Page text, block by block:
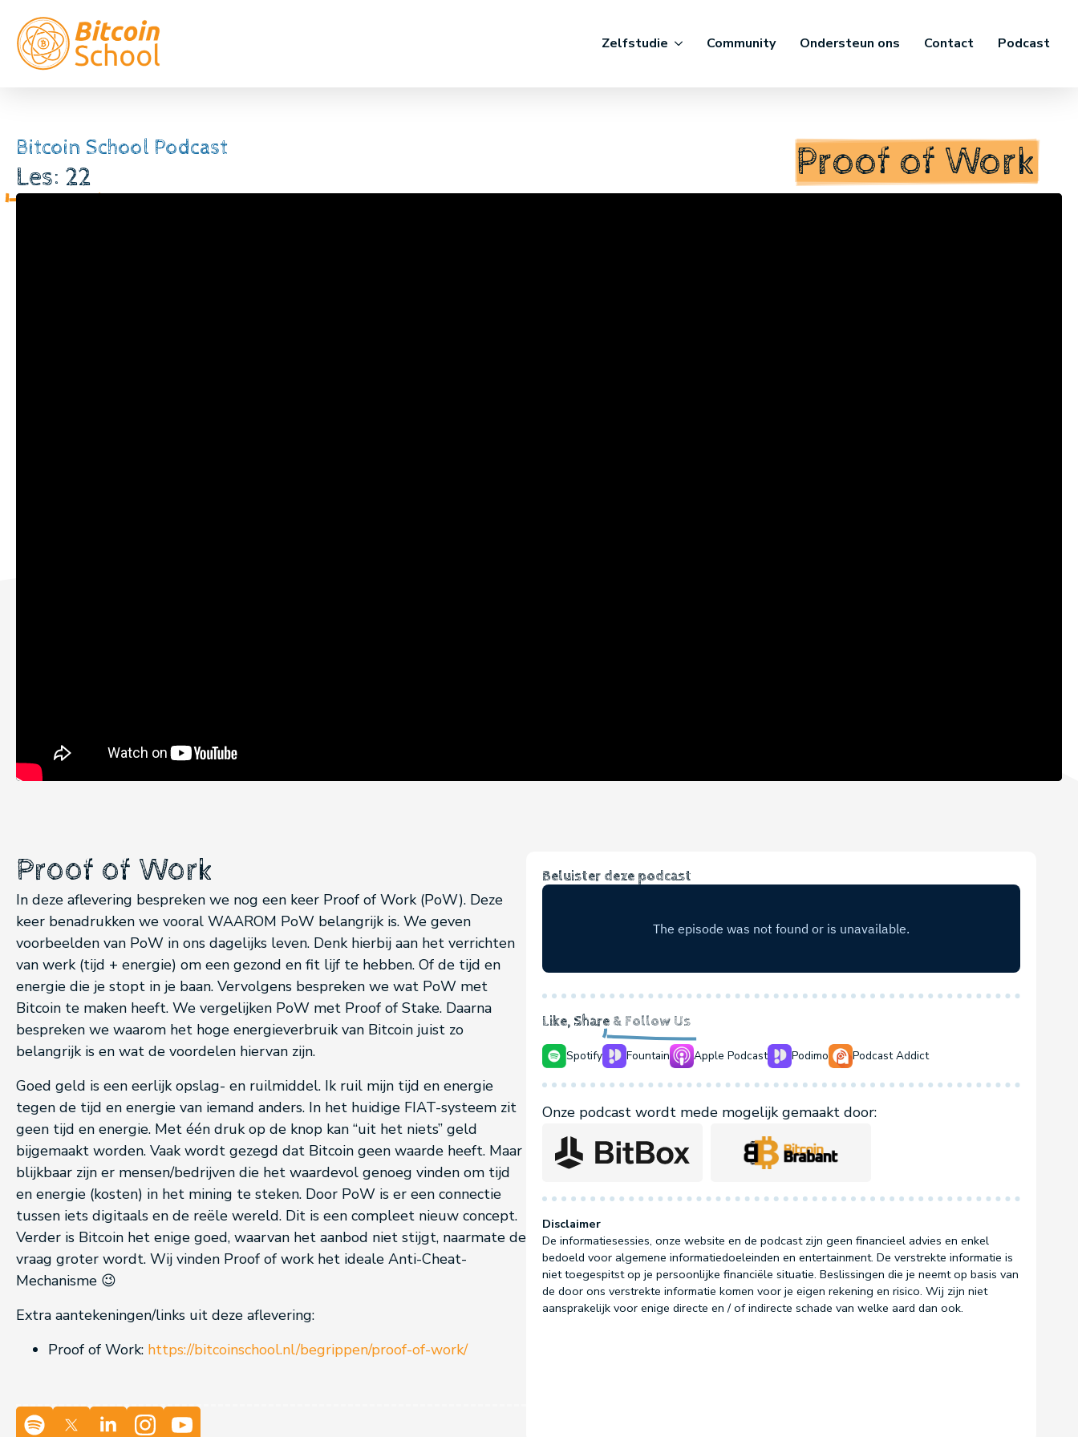
Zelfstudie Community Ondersteun ons Contact Podcast
Bitcoin School Podcast
Les: 22 Proof of Work
Proof of Work
In deze aflevering bespreken we nog een keer Proof of Work (PoW). Deze
keer benadrukken we vooral WAAROM PoW belangrijk is. We geven
voorbeelden van PoW in ons dagelijks leven. Denk hierbij aan het verrichten
van werk (tijd + energie) om een gezond en fit lijf te hebben. Of de tijd en
energie die je stopt in je baan. Vervolgens bespreken we wat PoW met
Bitcoin te maken heeft. We vergelijken PoW met Proof of Stake. Daarna
bespreken we waarom het hoge energieverbruik van Bitcoin juist zo
belangrijk is en wat de voordelen hiervan zijn.
Goed geld is een eerlijk opslag- en ruilmiddel. Ik ruil mijn tijd en energie
tegen de tijd en energie van iemand anders. In het huidige FIAT-systeem zit
geen tijd en energie. Met één druk op de knop kan “uit het niets” geld
bijgemaakt worden. Vaak wordt gezegd dat Bitcoin geen waarde heeft. Maar
blijkbaar zijn er mensen/bedrijven die het waardevol genoeg vinden om tijd
en energie (kosten) in het mining te steken. Door PoW is er een connectie
tussen iets digitaals en de reële wereld. Dit is een compleet nieuw concept.
Verder is Bitcoin het enige goed, waarvan het aanbod niet stijgt, naarmate de
vraag groter wordt. Wij vinden Proof of work het ideale Anti-Cheat-
Mechanisme 😉
Extra aantekeningen/links uit deze aflevering:
Proof of Work: https://bitcoinschool.nl/begrippen/proof-of-work/
Beluister deze podcast
Like, Share & Follow Us
Spotify Fountain Apple Podcast Podimo Podcast Addict
Onze podcast wordt mede mogelijk gemaakt door:
Disclaimer
De informatiesessies, onze website en de podcast zijn geen financieel advies en enkel
bedoeld voor algemene informatiedoeleinden en entertainment. De verstrekte informatie is
niet toegespitst op je persoonlijke financiële situatie. Beslissingen die je neemt op basis van
de door ons verstrekte informatie komen voor je eigen rekening en risico. Wij zijn niet
aansprakelijk voor enige directe en / of indirecte schade van welke aard dan ook.